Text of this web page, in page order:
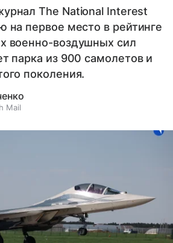
The National Interest
на первое место в рейтинге
военно-воздушных сил
парка из 900 самолетов и
поколения.
Mail